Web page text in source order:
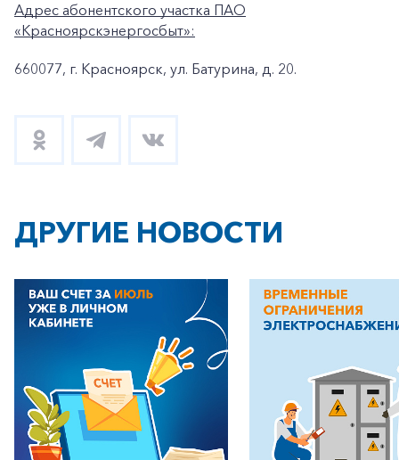
Адрес абонентского участка ПАО
«Красноярскэнергосбыт»:
660077, г. Красноярск, ул. Батурина, д. 20.
ДРУГИЕ НОВОСТИ